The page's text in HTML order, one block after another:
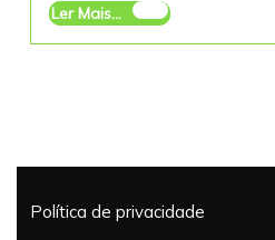
Ler Mais... Ler
Política de privacidade